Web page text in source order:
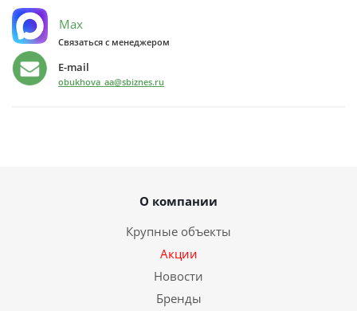
Max
Связаться с менеджером
E-mail
obukhova_aa@sbiznes.ru
О компании
Крупные объекты
Акции
Новости
Бренды